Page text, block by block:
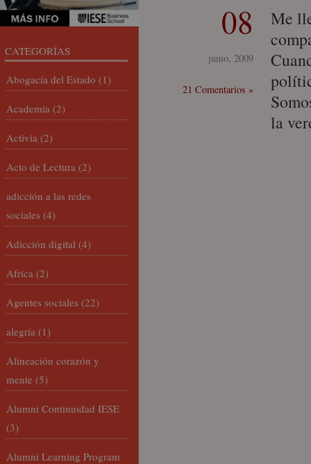
08
junio, 2009
21 Comentarios »
Me
la
CATEGORÍAS
Abogacía del Estado (1)
Academia (2)
Activia (2)
Acto de Lectura (2)
adicción a las redes
sociales (4)
Adicción digital (4)
Africa (2)
Agentes sociales (22)
alegría (1)
Alineación corazón y
mente (5)
Alumni Continuidad IESE
(3)
Alumni Learning Program